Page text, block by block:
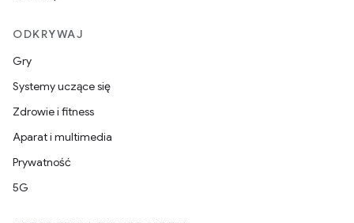
ODKRYWAJ
Gry
Systemy uczące się
Zdrowie i fitness
Aparat i multimedia
Prywatność
5G